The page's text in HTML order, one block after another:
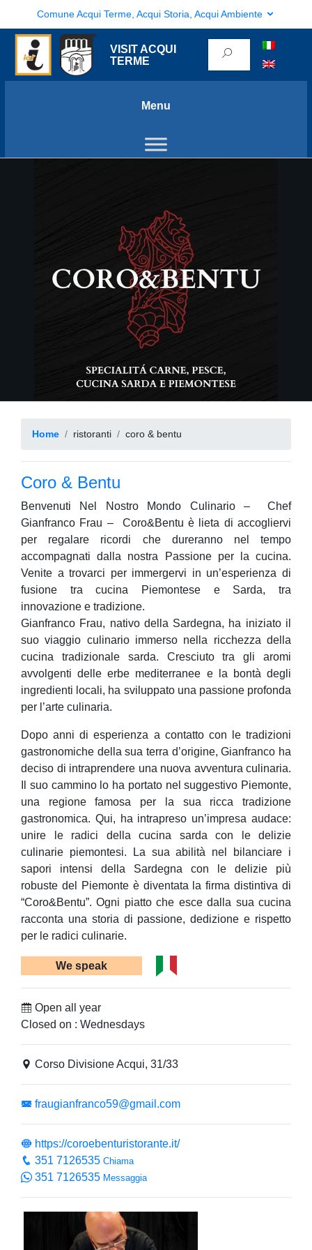
Comune Acqui Terme, Acqui Storia, Acqui Ambiente
VISIT ACQUI
TERME
Menu
Home ristoranti coro & bentu
Coro & Bentu
Benvenuti Nel Nostro Mondo Culinario – Chef
Gianfranco Frau​ – Coro&Bentu è lieta di accogliervi
per regalare ricordi che dureranno nel tempo
accompagnati dalla nostra Passione per la cucina.
Venite a trovarci per immergervi in un’esperienza di
fusione tra cucina Piemontese e Sarda, tra
innovazione e tradizione.
Gianfranco Frau, nativo della Sardegna, ha iniziato il
suo viaggio culinario immerso nella ricchezza della
cucina tradizionale sarda. Cresciuto tra gli aromi
avvolgenti delle erbe mediterranee e la bontà degli
ingredienti locali, ha sviluppato una passione profonda
per l’arte culinaria.
Dopo anni di esperienza a contatto con le tradizioni
gastronomiche della sua terra d’origine, Gianfranco ha
deciso di intraprendere una nuova avventura culinaria.
Il suo cammino lo ha portato nel suggestivo Piemonte,
una regione famosa per la sua ricca tradizione
gastronomica. Qui, ha intrapreso un’impresa audace:
unire le radici della cucina sarda con le delizie
culinarie piemontesi. La sua abilità nel bilanciare i
sapori intensi della Sardegna con le delizie più
robuste del Piemonte è diventata la firma distintiva di
“Coro&Bentu”. Ogni piatto che esce dalla sua cucina
racconta una storia di passione, dedizione e rispetto
per le radici culinarie.
We speak
Open all year
Closed on : Wednesdays
Corso Divisione Acqui, 31/33
fraugianfranco59@gmail.com
https://coroebenturistorante.it/
351 7126535 Chiama
351 7126535 Messaggia